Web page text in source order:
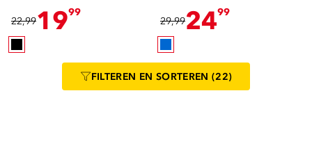
22,991999
blauw
29,992499
FILTEREN EN SORTEREN (22)